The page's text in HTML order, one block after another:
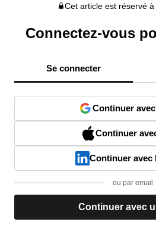
Cet article est réservé
Connectez-vous
Se connecter
Continuer
Continuer
Continuer avec
ou par email
Continuer avec